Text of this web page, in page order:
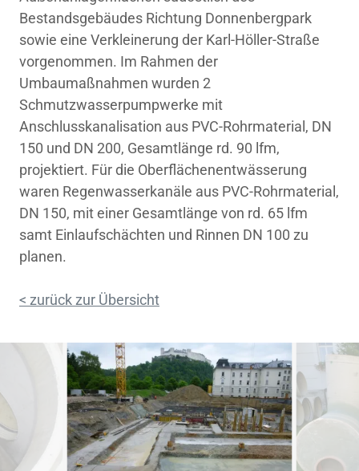
Bestandsgebäudes Richtung Donnenbergpark
sowie eine Verkleinerung der Karl-Höller-Straße
vorgenommen. Im Rahmen der
Umbaumaßnahmen wurden 2
Schmutzwasserpumpwerke mit
Anschlusskanalisation aus PVC-Rohrmaterial, DN
150 und DN 200, Gesamtlänge rd. 90 lfm,
projektiert. Für die Oberflächenentwässerung
waren Regenwasserkanäle aus PVC-Rohrmaterial,
DN 150, mit einer Gesamtlänge von rd. 65 lfm
samt Einlaufschächten und Rinnen DN 100 zu
planen.
< zurück zur Übersicht